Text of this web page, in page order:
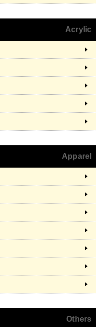
Acrylic
Apparel
Others